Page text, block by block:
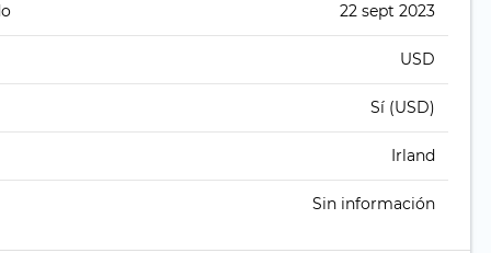
22 sept 2023
USD
Sí (USD)
Irland
Sin información